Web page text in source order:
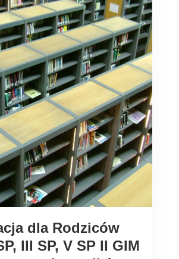
dla Rodziców
III SP, V SP II GIM